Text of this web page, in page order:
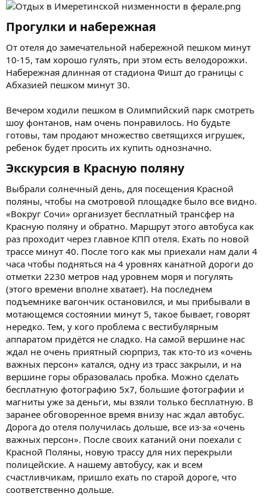
Прогулки и набережная​
От отеля до замечательной набережной пешком минут
10-15, там хорошо гулять, при этом есть велодорожки.
Набережная длинная от стадиона Фишт до границы с
Абхазией пешком минут 30.
Вечером ходили пешком в Олимпийский парк смотреть
шоу фонтанов, нам очень понравилось. Но будьте
готовы, там продают множество светящихся игрушек,
ребенок будет просить их купить однозначно.
Экскурсия в Красную поляну​
Выбрали солнечный день, для посещения Красной
поляны, чтобы на смотровой площадке было все видно.
«Вокруг Сочи» организует бесплатный трансфер на
Красную поляну и обратно. Маршрут этого автобуса как
раз проходит через главное КПП отеля. Ехать по новой
трассе минут 40. После того как мы приехали нам дали 4
часа чтобы подняться на 4 уровнях канатной дороги до
отметки 2230 метров над уровнем моря и погулять
(этого времени вполне хватает). На последнем
подъемнике вагончик остановился, и мы прибывали в
мотающемся состоянии минут 5, такое бывает, говорят
нередко. Тем, у кого проблема с вестибулярным
аппаратом придётся не сладко. На самой вершине нас
ждал не очень приятный сюрприз, так кто-то из «очень
важных персон» катался, одну из трасс закрыли, и на
вершине горы образовалась пробка. Можно сделать
бесплатную фотографию 5х7, большие фотографии и
магниты уже за деньги, мы взяли только бесплатную. В
заранее обговоренное время внизу нас ждал автобус.
Дорога до отеля получилась дольше, все из-за «очень
важных персон». После своих катаний они поехали с
Красной Поляны, новую трассу для них перекрыли
полицейские. А нашему автобусу, как и всем
счастливчикам, пришло ехать по старой дороге, что
соответственно дольше.